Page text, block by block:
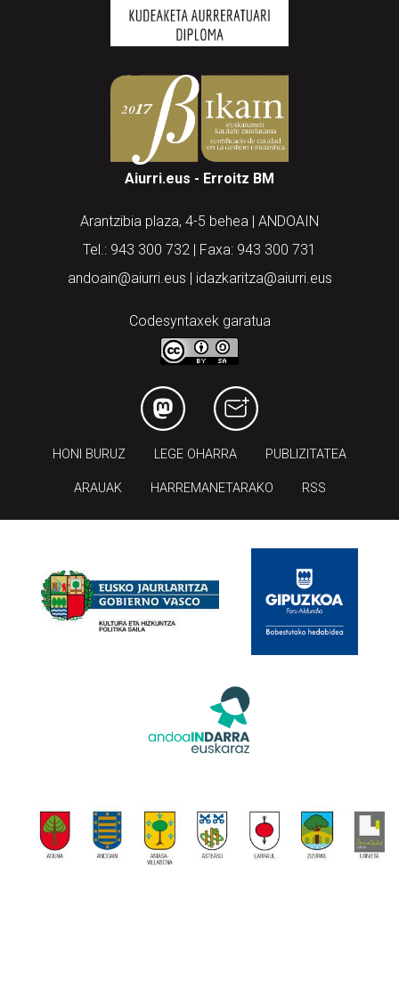
Aiurri.eus - Erroitz BM
Arantzibia plaza, 4-5 behea | ANDOAIN
Tel.: 943 300 732 | Faxa: 943 300 731
andoain@aiurri.eus | idazkaritza@aiurri.eus
Codesyntaxek garatua
HONI BURUZ LEGE OHARRA PUBLIZITATEA
ARAUAK HARREMANETARAKO RSS